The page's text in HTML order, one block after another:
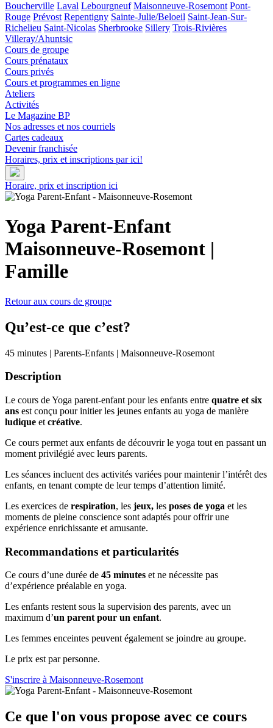
Boucherville Laval Lebourgneuf Maisonneuve-Rosemont Pont-
Rouge Prévost Repentigny Sainte-Julie/Beloeil Saint-Jean-Sur-
Richelieu Saint-Nicolas Sherbrooke Sillery Trois-Rivières
Villeray/Ahuntsic
Cours de groupe
Cours prénataux
Cours privés
Cours et programmes en ligne
Ateliers
Activités
Le Magazine BP
Nos adresses et nos courriels
Cartes cadeaux
Devenir franchisée
Horaires, prix et inscriptions par ici!
Horaire, prix et inscription ici
Yoga Parent-Enfant
Maisonneuve-Rosemont |
Famille
Retour aux cours de groupe
Qu’est-ce que c’est?
45 minutes | Parents-Enfants | Maisonneuve-Rosemont
Description
Le cours de Yoga parent-enfant pour les enfants entre quatre et six
ans est conçu pour initier les jeunes enfants au yoga de manière
ludique et créative.
Ce cours permet aux enfants de découvrir le yoga tout en passant un
moment privilégié avec leurs parents.
Les séances incluent des activités variées pour maintenir l’intérêt des
enfants, en tenant compte de leur temps d’attention limité.
Les exercices de respiration, les jeux, les poses de yoga et les
moments de pleine conscience sont adaptés pour offrir une
expérience enrichissante et amusante.
Recommandations et particularités
Ce cours d’une durée de 45 minutes et ne nécessite pas
d’expérience préalable en yoga.
Les enfants restent sous la supervision des parents, avec un
maximum d’un parent pour un enfant.
Les femmes enceintes peuvent également se joindre au groupe.
Le prix est par personne.
S'inscrire à Maisonneuve-Rosemont
Ce que l'on vous propose avec ce cours